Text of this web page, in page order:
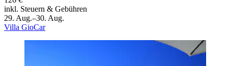
inkl. Steuern & Gebühren
29. Aug.–30. Aug.
Villa GioCar